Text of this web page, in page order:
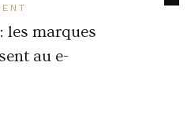
les marques
au e-